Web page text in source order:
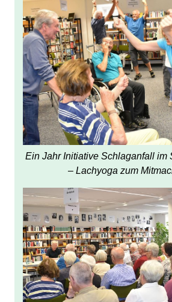
Ein Jahr Initiative Schlaganfall im
– Lachyoga zum